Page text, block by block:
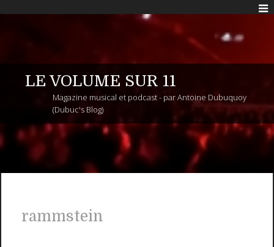
LE VOLUME SUR 11
Magazine musical et podcast - par Antoine Dubuquoy
(Dubuc's Blog)
rammstein